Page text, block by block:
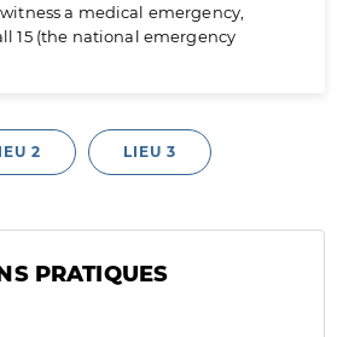
a medical emergency,
15 (the national emergency
2 LIEU 3
PRATIQUES